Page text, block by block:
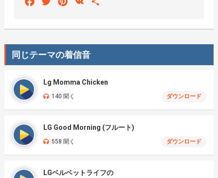
同じテーマの着信音
Lg Momma Chicken
140 聞く ダウンロード
LG Good Morning (フルート)
558 聞く ダウンロード
LGベルベットライフの